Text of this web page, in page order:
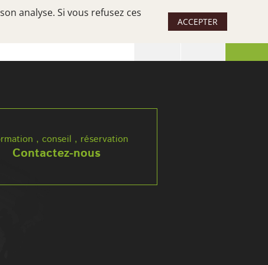
analyse. Si vous refusez ces
ACCEPTER
, conseil , réservation
Contactez-nous